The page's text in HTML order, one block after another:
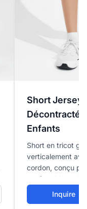
Short Jersey
Décontracté
Enfants
Short en tricot
verticalement
cordon, conçu
confortable et
Inquire